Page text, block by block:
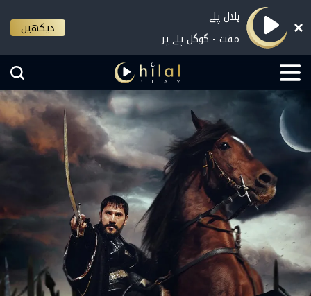
ہلال پلے
مفت - گوگل پلے پر
دیکھیں